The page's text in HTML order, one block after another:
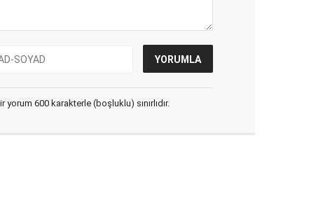
600 karakterle (boşluklu) sınırlıdır.